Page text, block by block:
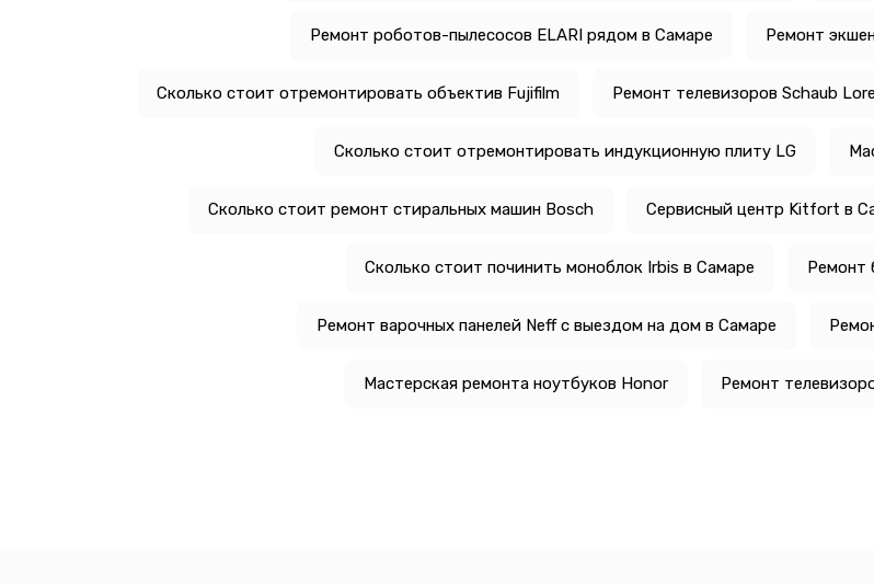
Ремонт роботов-пылесосов ELARI рядом в Самаре Ремонт
Сколько стоит отремонтировать объектив Fujifilm Ремонт телевизоров Schaub
Сколько стоит отремонтировать индукционную плиту LG
Сколько стоит ремонт стиральных машин Bosch Сервисный центр Kitfort в
Сколько стоит починить моноблок Irbis в Самаре Ремонт
Ремонт варочных панелей Neff с выездом на дом в Самаре
Мастерская ремонта ноутбуков Honor Ремонт